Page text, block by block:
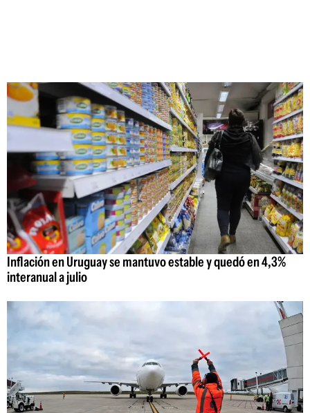
Inflación en Uruguay se mantuvo estable y quedó en 4,3%
interanual a julio